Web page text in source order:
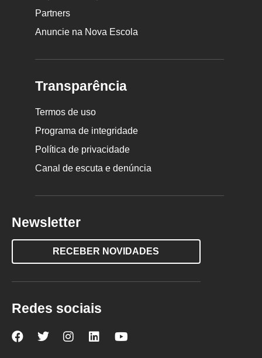
Partners
Anuncie na Nova Escola
Transparência
Termos de uso
Programa de integridade
Política de privacidade
Canal de escuta e denúncia
Newsletter
RECEBER NOVIDADES
Redes sociais
NovaNova Nova Nova